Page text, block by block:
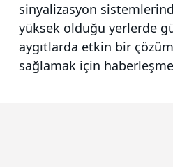
sinyalizasyon
yüksek olduğu yerlerde
aygıtlarda etkin bir
sağlamak için